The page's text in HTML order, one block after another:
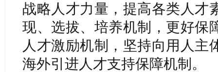
战略人才力量，提高各类人才
现、选拔、培养机制，更好保
人才激励机制，坚持向用人主
海外引进人才支持保障机制。